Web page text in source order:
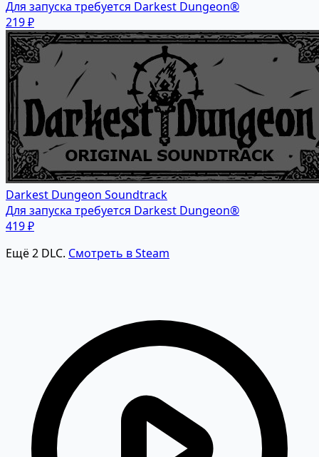
Для запуска требуется Darkest Dungeon®
219 ₽
Darkest Dungeon Soundtrack
Для запуска требуется Darkest Dungeon®
419 ₽
Ещё 2 DLC. Смотреть в Steam